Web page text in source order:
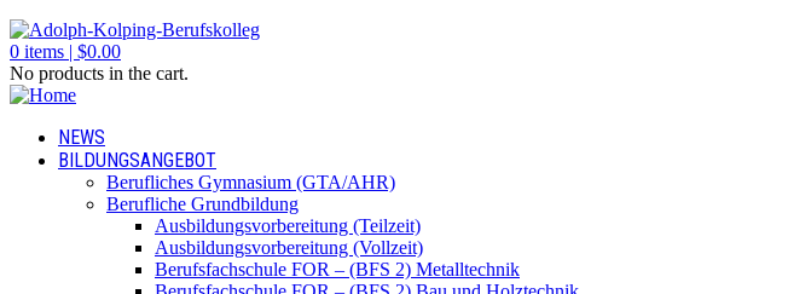
0 items | $0.00
No products in the cart.
NEWS
BILDUNGSANGEBOT
Berufliches Gymnasium (GTA/AHR)
Berufliche Grundbildung
Ausbildungsvorbereitung (Teilzeit)
Ausbildungsvorbereitung (Vollzeit)
Berufsfachschule FOR – (BFS 2) Metalltechnik